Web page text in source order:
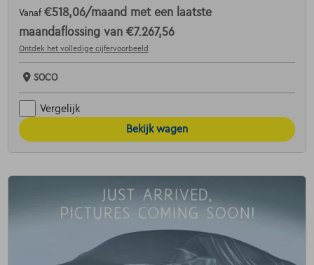
Vanaf €518,06/maand met een laatste
maandaflossing van €7.267,56
Ontdek het volledige cijfervoorbeeld
SOCO
Vergelijk
Bekijk wagen